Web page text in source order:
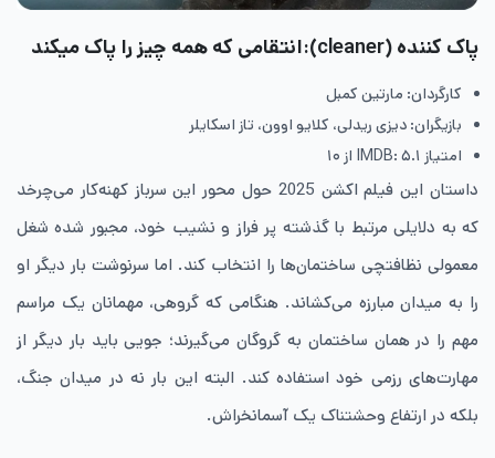
پاک کننده (cleaner):انتقامی که همه چیز را پاک میکند
کارگردان: مارتین کمبل
بازیگران: دیزی ریدلی، کلایو اوون، تاز اسکایلر
امتیاز IMDB: ۵.۱ از ۱۰
داستان این فیلم اکشن 2025 حول محور این سرباز کهنه‌کار می‌چرخد
که به دلایلی مرتبط با گذشته پر فراز و نشیب خود، مجبور شده شغل
معمولی نظافتچی ساختمان‌ها را انتخاب کند. اما سرنوشت بار دیگر او
را به میدان مبارزه می‌کشاند. هنگامی که گروهی، مهمانان یک مراسم
مهم را در همان ساختمان به گروگان می‌گیرند؛ جویی باید بار دیگر از
مهارت‌های رزمی خود استفاده کند. البته این بار نه در میدان جنگ،
بلکه در ارتفاع وحشتناک یک آسمانخراش.